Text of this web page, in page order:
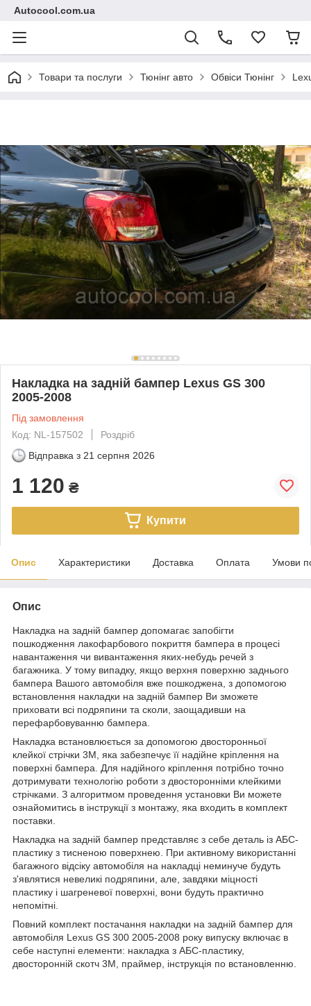
Autocool.com.ua
Товари та послуги Тюнінг авто Обвіси Тюнінг
Накладка на задній бампер Lexus GS 300
2005-2008
Під замовлення
Код: NL-157502
Роздріб
Відправка з 21 серпня 2026
1 120 ₴
Купити
Опис Характеристики Доставка Оплата Умови
Опис
Накладка на задній бампер допомагає запобігти
пошкодження лакофарбового покриття бампера в процесі
навантаження чи вивантаження яких-небудь речей з
багажника. У тому випадку, якщо верхня поверхню заднього
бампера Вашого автомобіля вже пошкоджена, з допомогою
встановлення накладки на задній бампер Ви зможете
приховати всі подряпини та сколи, заощадивши на
перефарбовуванню бампера.
Накладка встановлюється за допомогою двосторонньої
клейкої стрічки 3М, яка забезпечує її надійне кріплення на
поверхні бампера. Для надійного кріплення потрібно точно
дотримувати технологію роботи з двосторонніми клейкими
стрічками. З алгоритмом проведення установки Ви можете
ознайомитись в інструкції з монтажу, яка входить в комплект
поставки.
Накладка на задній бампер представляє з себе деталь із АБС-
пластику з тисненою поверхнею. При активному використанні
багажного відсіку автомобіля на накладці неминуче будуть
з'являтися невеликі подряпини, але, завдяки міцності
пластику і шагреневої поверхні, вони будуть практично
непомітні.
Повний комплект постачання накладки на задній бампер для
автомобіля Lexus GS 300 2005-2008 року випуску включає в
себе наступні елементи: накладка з АБС-пластику,
двосторонній скотч 3М, праймер, інструкція по встановленню.